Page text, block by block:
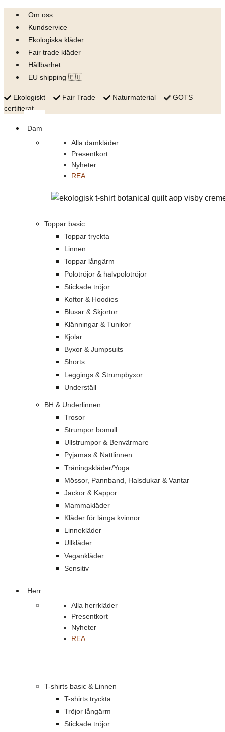
Skip
content
Om oss
Kundservice
Ekologiska kläder
Fair trade kläder
Hållbarhet
EU shipping 🇪🇺
Ekologiskt Fair Trade Naturmaterial
GOTS
certifierat
Dam
Alla damkläder
Presentkort
Nyheter
REA
Toppar basic
Toppar tryckta
Linnen
Toppar långärm
Polotröjor & halvpolotröjor
Stickade tröjor
Koftor & Hoodies
Blusar & Skjortor
Klänningar & Tunikor
Kjolar
Byxor & Jumpsuits
Shorts
Leggings & Strumpbyxor
Underställ
BH & Underlinnen
Trosor
Strumpor bomull
Ullstrumpor & Benvärmare
Pyjamas & Nattlinnen
Träningskläder/Yoga
Mössor, Pannband, Halsdukar & Vantar
Jackor & Kappor
Mammakläder
Kläder för långa kvinnor
Linnekläder
Ullkläder
Vegankläder
Sensitiv
Herr
Alla herrkläder
Presentkort
Nyheter
REA
T-shirts basic & Linnen
T-shirts tryckta
Tröjor långärm
Stickade tröjor